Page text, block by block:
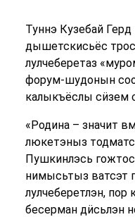
Туннэ Кузебай
дышетскисьёс
лулчеберетаз
форум-шудонын
калыкъёслы сӥзем
«Родина – значит
люкетэныз
Пушкинлэсь
нимысьтыз ватсэт
лулчеберетлэн, пор
бесерман дӥсьлэн